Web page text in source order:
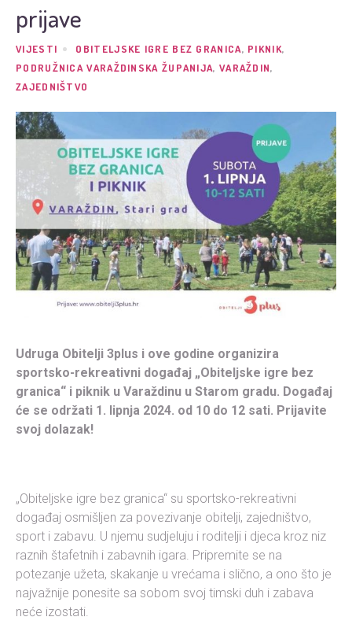
prijave
VIJESTI OBITELJSKE IGRE BEZ GRANICA, PIKNIK,
PODRUŽNICA VARAŽDINSKA ŽUPANIJA, VARAŽDIN,
ZAJEDNIŠTVO
Udruga Obitelji 3plus i ove godine organizira
sportsko-rekreativni događaj „Obiteljske igre bez
granica“ i piknik u Varaždinu u Starom gradu. Događaj
će se održati 1. lipnja 2024. od 10 do 12 sati. Prijavite
svoj dolazak!
„Obiteljske igre bez granica“ su sportsko-rekreativni
događaj osmišljen za povezivanje obitelji, zajedništvo,
sport i zabavu. U njemu sudjeluju i roditelji i djeca kroz niz
raznih štafetnih i zabavnih igara. Pripremite se na
potezanje užeta, skakanje u vrećama i slično, a ono što je
najvažnije ponesite sa sobom svoj timski duh i zabava
neće izostati.